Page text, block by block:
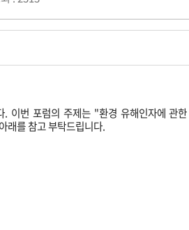
. 이번 포럼의 주제는 "환경 유해인자에 관
래를 참고 부탁드립니다.